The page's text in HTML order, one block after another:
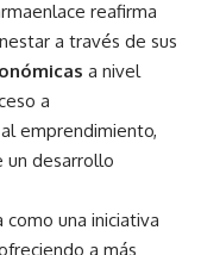
reafirma
a través de sus
a nivel
a
emprendimiento,
un desarrollo
una iniciativa
a más